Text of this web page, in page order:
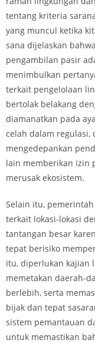
tentang kriteria
yang muncul ketika
sana dijelaskan
pengambilan pasir
menimbulkan
terkait pengelolaan
bertolak belakang
diamanatkan pada
celah dalam
mengedepankan
lain memberikan izin
merusak ekosistem.
Selain itu,
terkait lokasi-lokasi
tantangan besar
tepat berisiko
itu, diperlukan kajian
memetakan daerah-
berlebih, serta
bijak dan tepat
sistem pemantauan
untuk memastikan